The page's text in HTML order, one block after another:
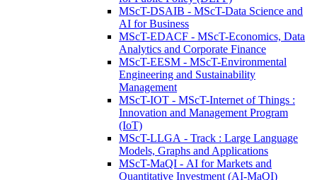
MScT-DSAIB - MScT-Data Science and
AI for Business
MScT-EDACF - MScT-Economics, Data
Analytics and Corporate Finance
MScT-EESM - MScT-Environmental
Engineering and Sustainability
Management
MScT-IOT - MScT-Internet of Things :
Innovation and Management Program
(IoT)
MScT-LLGA - Track : Large Language
Models, Graphs and Applications
MScT-MaQI - AI for Markets and
Quantitative Investment (AI-MaQI)